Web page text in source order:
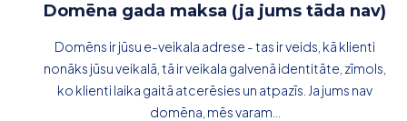
Domēna gada maksa (ja jums tāda nav)
Domēns ir jūsu e-veikala adrese - tas ir veids, kā klienti
nonāks jūsu veikalā, tā ir veikala galvenā identitāte, zīmols,
ko klienti laika gaitā atcerēsies un atpazīs. Ja jums nav
domēna, mēs varam...